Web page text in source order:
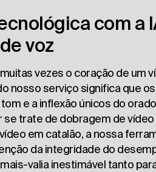
com a
voz
vezes o coração de um
nosso serviço significa que
e a inflexão únicos do
se trate de dobragem de vídeo
em catalão, a nossa
da integridade do
valia inestimável tanto